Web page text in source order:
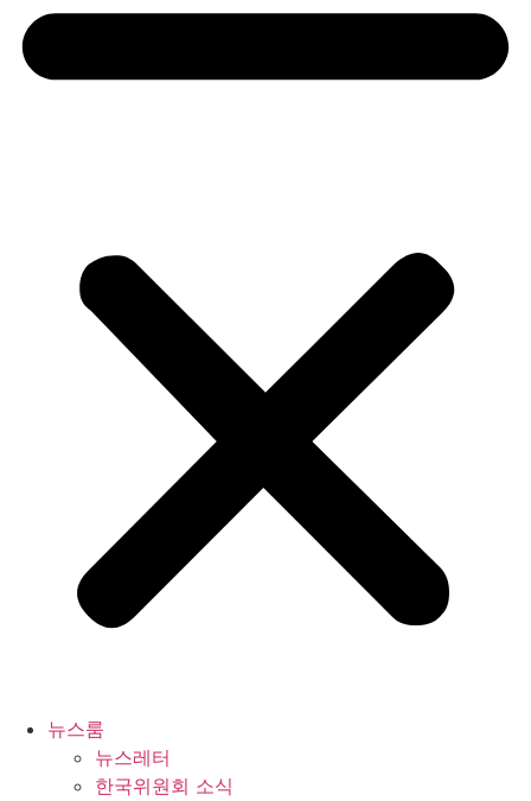
뉴스룸
뉴스레터
한국위원회 소식